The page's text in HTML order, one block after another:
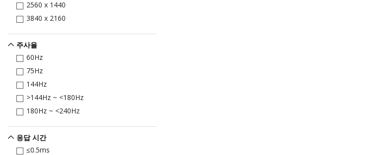
2560 x 1440
3840 x 2160
주사율
60Hz
75Hz
144Hz
>144Hz ~ <180Hz
180Hz ~ <240Hz
응답 시간
≤0.5ms